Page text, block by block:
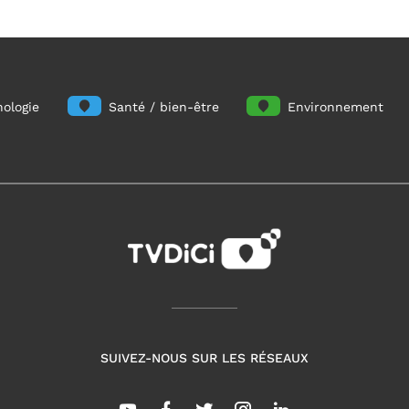
Santé / bien-être Environnement
SUIVEZ-NOUS SUR LES RÉSEAUX